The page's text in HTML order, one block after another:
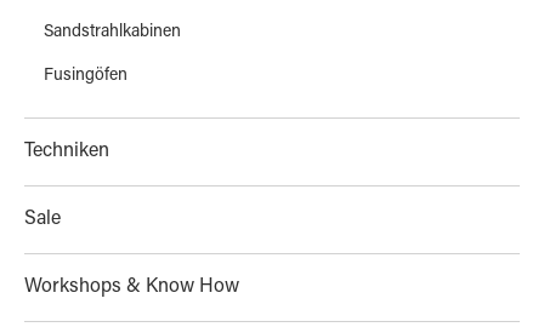
Sandstrahlkabinen
Fusingöfen
Techniken
Sale
Workshops & Know How